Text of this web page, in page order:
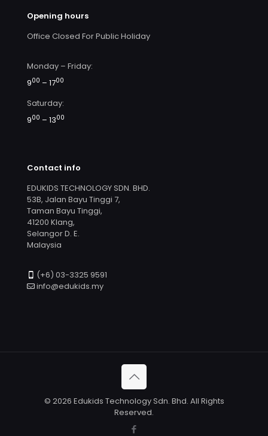
Opening hours
Office Closed For Public Holiday
Monday – Friday:
900 – 1700
Saturday:
900 – 1300
Contact info
EDUKIDS TECHNOLOGY SDN. BHD.
53B, Jalan Bayu Tinggi 7,
Taman Bayu Tinggi,
41200 Klang,
Selangor D. E.
Malaysia
(+6) 03-3325 9591
info@edukids.my
© 2026 Edukids Technology Sdn. Bhd. All Rights
Reserved.